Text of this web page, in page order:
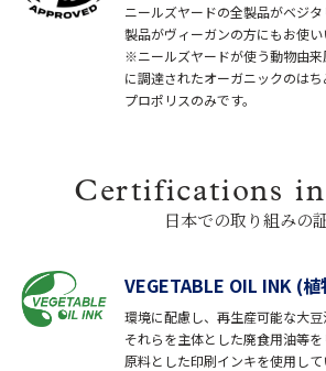
ニールズヤードの全製品がベジ
製品がヴィーガンの方にもお使い
※ニールズヤードが使う動物由
に調達されたオーガニックのはち
プロポリスのみです。
Certifications in
日本での取り組みの
VEGETABLE OIL INK (
環境に配慮し、再生産可能な大
それらを主体とした廃食用油等
原料とした印刷インキを使用して